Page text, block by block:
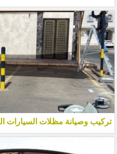
تركيب وصيانة مظلات السيارات